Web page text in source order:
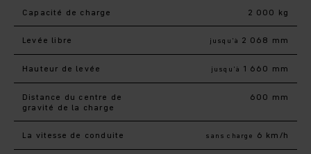
Capacité de charge 2 000 kg
Levée libre jusqu’à 2 068 mm
Hauteur de levée jusqu’à 1 660 mm
Distance du centre de
gravité de la charge
600 mm
La vitesse de conduite sans charge 6 km/h